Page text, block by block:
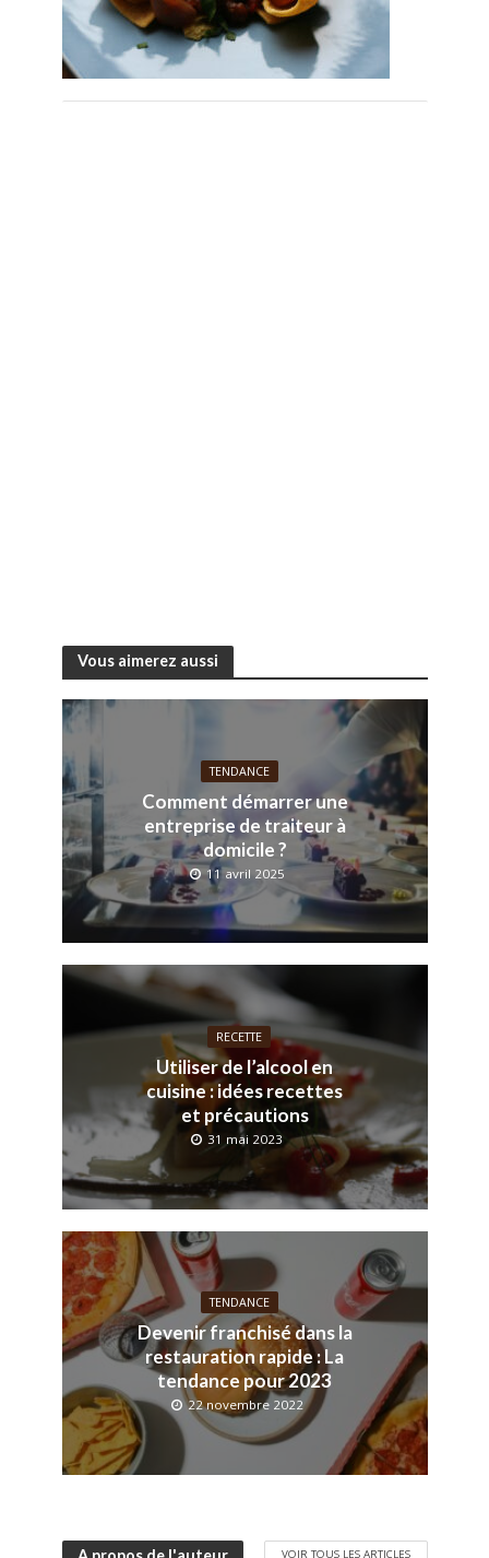
Vous aimerez aussi
TENDANCE
Comment démarrer une
entreprise de traiteur à
domicile ?
11 avril 2025
RECETTE
Utiliser de l’alcool en
cuisine : idées recettes
et précautions
31 mai 2023
TENDANCE
Devenir franchisé dans la
restauration rapide : La
tendance pour 2023
22 novembre 2022
VOIR TOUS LES ARTICLES